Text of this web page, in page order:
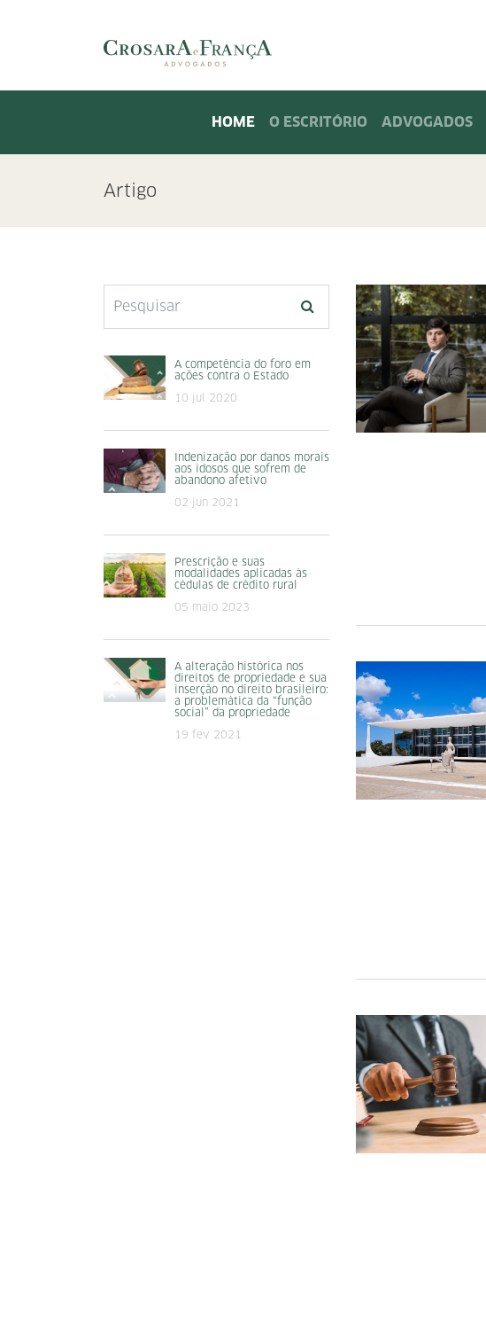
HOME(current)
O ESCRITÓRIO ADVOGADOS
Artigo
A competência do foro em
ações contra o Estado
10 jul 2020
Indenização por danos morais
aos idosos que sofrem de
abandono afetivo
02 jun 2021
Prescrição e suas
modalidades aplicadas às
cédulas de crédito rural
05 maio 2023
A alteração histórica nos
direitos de propriedade e sua
inserção no direito brasileiro:
a problemática da “função
social” da propriedade
19 fev 2021